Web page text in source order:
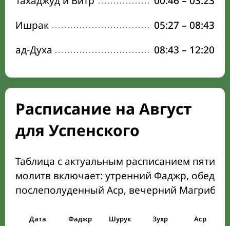
Ишрак
05:27 – 08:43
ад-Духа
08:43 – 12:20
Расписание на Август
для Успенского
Таблица с актуальным расписанием пяти
молитв включает: утренний Фаджр,
послеполуденный Аср, вечерний Магриб
Дата Фаджр Шурук Зухр Аср